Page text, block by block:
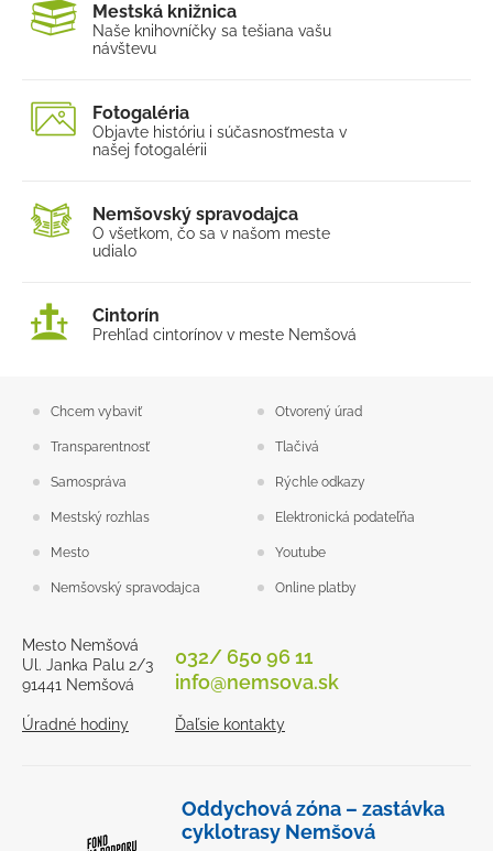
Mestská knižnica
Naše knihovníčky sa tešiana vašu
návštevu
Fotogaléria
Objavte históriu i súčasnosťmesta v
našej fotogalérii
Nemšovský spravodajca
O všetkom, čo sa v našom meste
udialo
Cintorín
Prehľad cintorínov v meste Nemšová
Chcem vybaviť Otvorený úrad
Transparentnosť Tlačivá
Samospráva Rýchle odkazy
Mestský rozhlas Elektronická podateľňa
Mesto Youtube
Nemšovský spravodajca Online platby
Mesto Nemšová
Ul. Janka Palu 2/3
91441 Nemšová
Úradné hodiny
032/ 650 96 11
info@nemsova.sk
Ďaľsie kontakty
Oddychová zóna – zastávka
cyklotrasy Nemšová